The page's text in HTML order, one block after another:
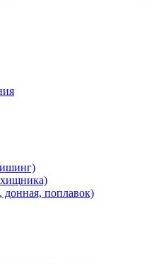
хищника)
донная, поплавок)